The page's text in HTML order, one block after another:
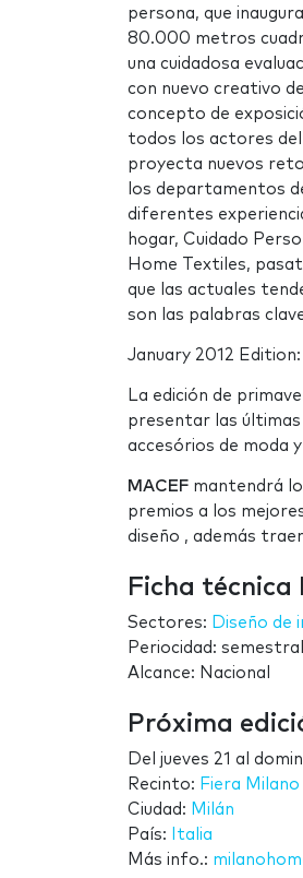
persona, que
80.000 metros
una cuidadosa
con nuevo creativo
concepto de
todos los actores
proyecta nuevos
los departamentos
diferentes
hogar, Cuidado
Home Textiles,
que las actuales
son las palabras
January 2012 Edition:
La edición de
presentar las últimas
accesórios de moda
MACEF mantendrá
premios a los
diseño , además
Ficha
Sectores: Diseño de
Periocidad: semestral
Alcance: Nacional
Próxima
Del jueves 21 al
Recinto: Fiera Milano
Ciudad: Milán
País:
Italia
Más info.: